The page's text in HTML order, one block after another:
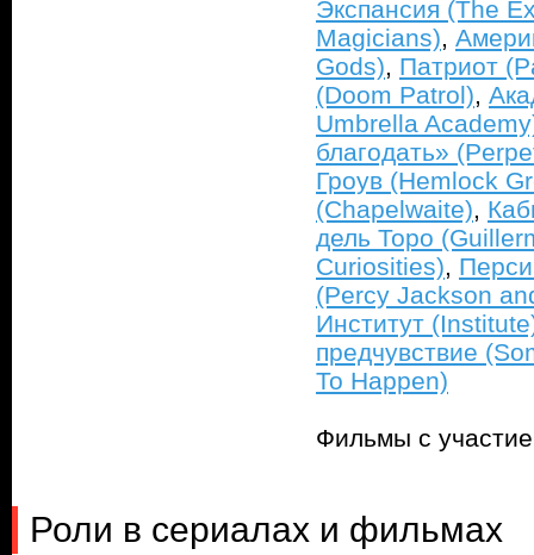
Экспансия (The
Magicians),
Gods), Патриот
(Doom Patrol),
Umbrella
благодать»
Гроув (Hemlock
(Chapelwaite),
дель Торо
Curiosities),
(Percy Jackson
Институт
предчувствие
To Happen)
Фильмы с
Роли в сериалах и фильмах